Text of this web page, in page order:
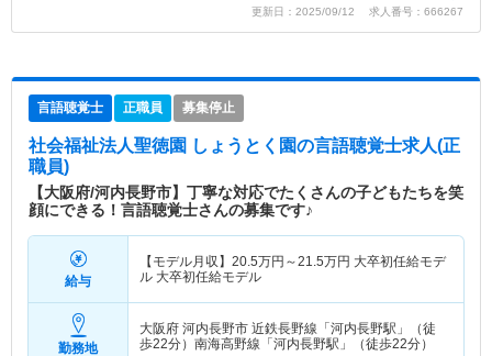
更新日：2025/09/12 求人番号：666267
言語聴覚士 正職員 募集停止
社会福祉法人聖徳園 しょうとく園の言語聴覚士求人(正
職員)
【大阪府/河内長野市】丁寧な対応でたくさんの子どもたちを笑
顔にできる！言語聴覚士さんの募集です♪
給与
【モデル月収】 20.5万円～21.5万円 大卒初任給モデ
ル 大卒初任給モデル
勤務地
大阪府 河内長野市 近鉄長野線「河内長野駅」（徒
歩22分）南海高野線「河内長野駅」（徒歩22分）